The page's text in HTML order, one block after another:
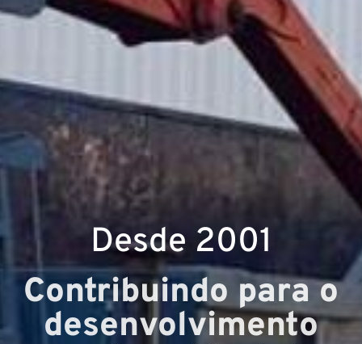
Desde 2001
Contribuindo para o
desenvolvimento